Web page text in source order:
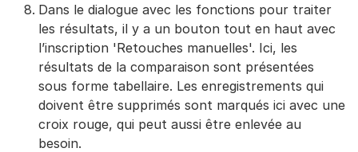
Dans le dialogue avec les fonctions pour traiter
les résultats, il y a un bouton tout en haut avec
l’inscription 'Retouches manuelles'. Ici, les
résultats de la comparaison sont présentées
sous forme tabellaire. Les enregistrements qui
doivent être supprimés sont marqués ici avec une
croix rouge, qui peut aussi être enlevée au
besoin.